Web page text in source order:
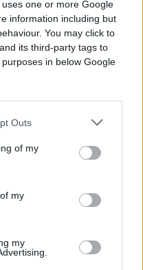
one or more Google
information including but
You may click to
its third-party tags to
in below Google
Outs
of my
my
my
zamijenite ga
propadati, uklonite
bez kvarenja?
10 dana, dok rimska
trajati skoro dvije
uvenuća, tamnih
to su sve znakovi